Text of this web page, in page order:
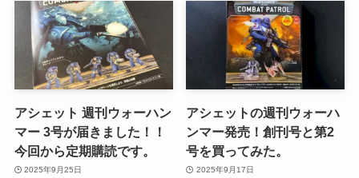
アシェット 週刊ウォーハン
マー 3号が届きました！！
今回から定期購読です。
2025年9月25日
アシェットの週刊ウォーハ
ンマー発売！創刊号と第2
号を買ってみた。
2025年9月17日